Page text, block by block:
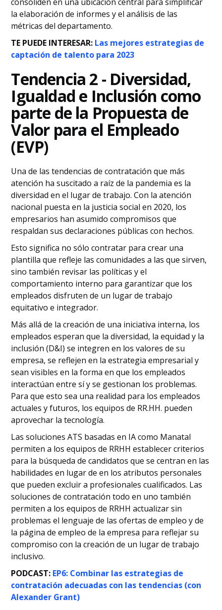
la elaboración de informes y el análisis de las
métricas del departamento.
TE PUEDE INTERESAR: Las mejores estrategias de
captación de talento para 2023
Tendencia 2 - Diversidad,
Igualdad e Inclusión como
parte de la Propuesta de
Valor para el Empleado
(EVP)
Una de las tendencias de contratación que más
atención ha suscitado a raíz de la pandemia es la
diversidad en el lugar de trabajo. Con la atención
nacional puesta en la justicia social en 2020, los
empresarios han asumido compromisos que
respaldan sus declaraciones públicas con hechos.
Esto significa no sólo contratar para crear una
plantilla que refleje las comunidades a las que sirven,
sino también revisar las políticas y el
comportamiento interno para garantizar que los
empleados disfruten de un lugar de trabajo
equitativo e integrador.
Más allá de la creación de una iniciativa interna, los
empleados esperan que la diversidad, la equidad y la
inclusión (D&I) se integren en los valores de su
empresa, se reflejen en la estrategia empresarial y
sean visibles en la forma en que los empleados
interactúan entre sí y se gestionan los problemas.
Para que esto sea una realidad para los empleados
actuales y futuros, los equipos de RR.HH. pueden
aprovechar la tecnología.
Las soluciones ATS basadas en IA como Manatal
permiten a los equipos de RRHH establecer criterios
para la búsqueda de candidatos que se centran en las
habilidades en lugar de en los atributos personales
que pueden excluir a profesionales cualificados. Las
soluciones de contratación todo en uno también
permiten a los equipos de RRHH actualizar sin
problemas el lenguaje de las ofertas de empleo y de
la página de empleo de la empresa para reflejar su
compromiso con la creación de un lugar de trabajo
inclusivo.
PODCAST: EP6: Combinar las estrategias de
contratación adecuadas con las tendencias (con
Alexander Grant)